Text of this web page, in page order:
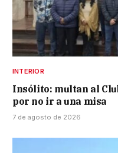
INTERIOR
Insólito: multan al
por no ir a una misa
7 de agosto de 2026